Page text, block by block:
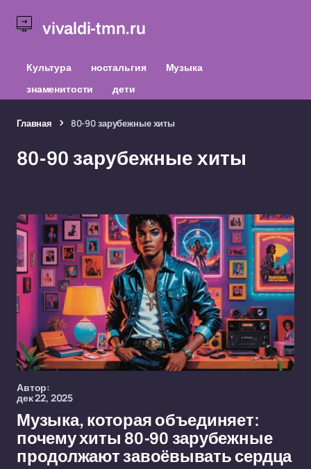
vivaldi-tmn.ru
Культура ностальгия
Музыка
знаменитости
дети
Главная 80-90 зарубежные хиты
80-90 зарубежные хиты
Автор:
дек 22, 2025
Музыка, которая объединяет:
почему хиты 80-90 зарубежные
продолжают завоёвывать сердца